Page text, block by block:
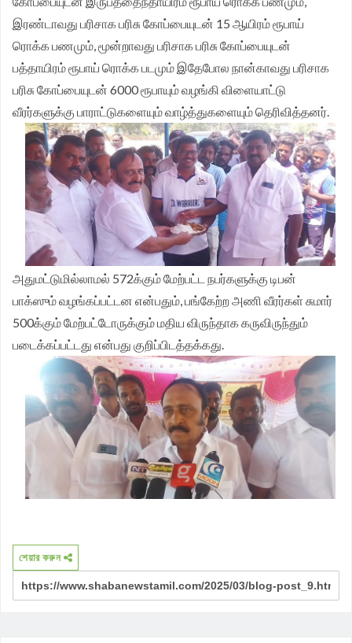
இரண்டாவது பரிசாக பரிசு கோப்பையுடன் 15 ஆயிரம் ரூபாய்
ரொக்க பணமும், மூன்றாவது பரிசாக பரிசு கோப்பையுடன்
பத்தாயிரம் ரூபாய் ரொக்க படமும் இதேபோல நான்காவது பரிசாக
பரிசு கோப்பையுடன் 6000 ரூபாயும் வழங்கி விளையாட்டு
வீரர்களுக்கு பாராட்டுகளையும் வாழ்த்துகளையும் தெரிவித்தனர்.
அதுமட்டுமில்லாமல் 572க்கும் மேற்பட்ட நபர்களுக்கு டிபன்
பாக்ஸும் வழங்கப்பட்டன என்பதும், பங்கேற்ற அணி வீரர்கள் சுமார்
500க்கும் மேற்பட்டோருக்கும் மதிய விருந்தாக கருவிருந்தும்
படைக்கப்பட்டது என்பது குறிப்பிடத்தக்கது.
শেয়ার করুন